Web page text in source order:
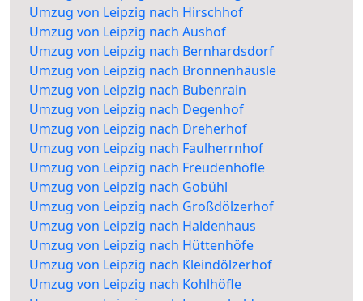
Umzug von Leipzig nach Hirschhof
Umzug von Leipzig nach Aushof
Umzug von Leipzig nach Bernhardsdorf
Umzug von Leipzig nach Bronnenhäusle
Umzug von Leipzig nach Bubenrain
Umzug von Leipzig nach Degenhof
Umzug von Leipzig nach Dreherhof
Umzug von Leipzig nach Faulherrnhof
Umzug von Leipzig nach Freudenhöfle
Umzug von Leipzig nach Gobühl
Umzug von Leipzig nach Großdölzerhof
Umzug von Leipzig nach Haldenhaus
Umzug von Leipzig nach Hüttenhöfe
Umzug von Leipzig nach Kleindölzerhof
Umzug von Leipzig nach Kohlhöfle